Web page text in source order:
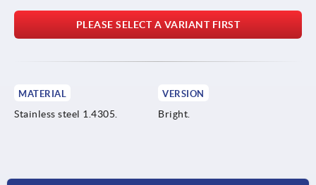
PLEASE SELECT A VARIANT FIRST
MATERIAL
Stainless steel 1.4305.
VERSION
Bright.